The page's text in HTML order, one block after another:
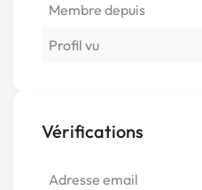
Membre depuis
Profil vu
Vérifications
Adresse email